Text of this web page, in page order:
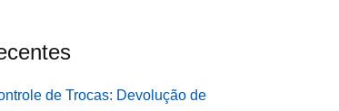
de Trocas: Devolução de